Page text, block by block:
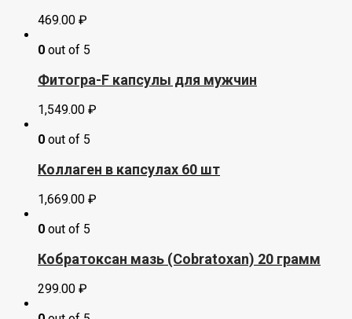
469.00 ₽
0 out of 5
Фитогра-F капсулы для мужчин
1,549.00 ₽
0 out of 5
Коллаген в капсулах 60 шт
1,669.00 ₽
0 out of 5
Кобратоксан мазь (Cobratoxan) 20 грамм
299.00 ₽